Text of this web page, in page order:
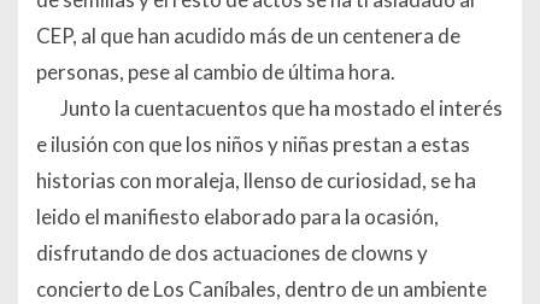
CEP, al que han acudido más de un centenera de
personas, pese al cambio de última hora.
Junto la cuentacuentos que ha mostado el interés
e ilusión con que los niños y niñas prestan a estas
historias con moraleja, llenso de curiosidad, se ha
leido el manifiesto elaborado para la ocasión,
disfrutando de dos actuaciones de clowns y
concierto de Los Caníbales, dentro de un ambiente